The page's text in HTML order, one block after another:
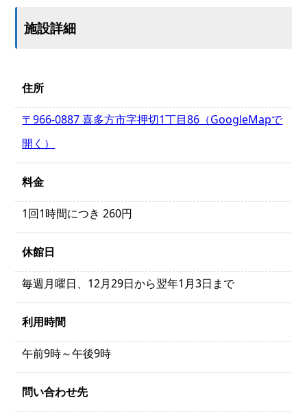
施設詳細
住所
〒966-0887 喜多方市字押切1丁目86（GoogleMapで
開く）
料金
1回1時間につき 260円
休館日
毎週月曜日、12月29日から翌年1月3日まで
利用時間
午前9時～午後9時
問い合わせ先